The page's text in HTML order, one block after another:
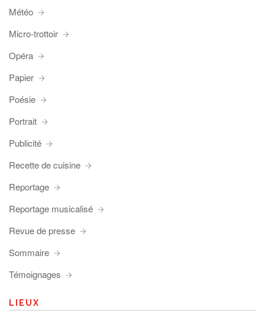
Météo
Micro-trottoir
Opéra
Papier
Poésie
Portrait
Publicité
Recette de cuisine
Reportage
Reportage musicalisé
Revue de presse
Sommaire
Témoignages
LIEUX